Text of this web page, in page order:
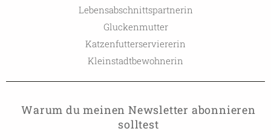
Lebensabschnittspartnerin
Gluckenmutter
Katzenfutterserviererin
Kleinstadtbewohnerin
Warum du meinen Newsletter abonnieren
solltest